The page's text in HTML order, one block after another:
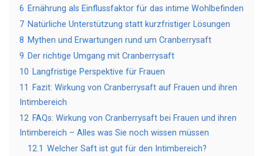
6 Ernährung als Einflussfaktor für das intime Wohlbefinden
7 Natürliche Unterstützung statt kurzfristiger Lösungen
8 Mythen und Erwartungen rund um Cranberrysaft
9 Der richtige Umgang mit Cranberrysaft
10 Langfristige Perspektive für Frauen
11
Fazit: Wirkung von Cranberrysaft auf Frauen und ihren
Intimbereich
12 FAQs: Wirkung von Cranberrysaft bei Frauen und ihren
Intimbereich – Alles was Sie noch wissen müssen
12.1 Welcher Saft ist gut für den Intimbereich?